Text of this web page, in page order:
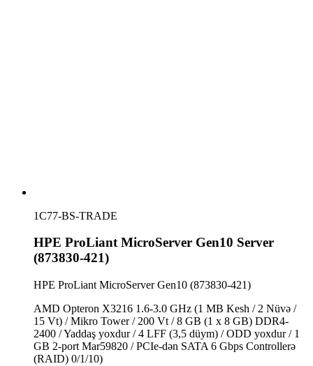
1C77-BS-TRADE
HPE ProLiant MicroServer Gen10 Server
(873830-421)
HPE ProLiant MicroServer Gen10 (873830-421)
AMD Opteron X3216 1.6-3.0 GHz (1 MB Kesh / 2 Nüvə /
15 Vt) / Mikro Tower / 200 Vt / 8 GB (1 x 8 GB) DDR4-
2400 / Yaddaş yoxdur / 4 LFF (3,5 düym) / ODD yoxdur / 1
GB 2-port Mar59820 / PCIe-dən SATA 6 Gbps Controllerə
(RAID) 0/1/10)